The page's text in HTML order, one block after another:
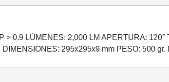
> 0.9 LÚMENES: 2,000 LM APERTURA:
295x295x9 mm PESO: 500